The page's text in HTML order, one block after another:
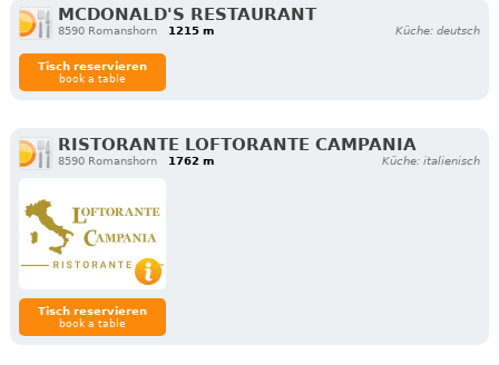
MCDONALD'S RESTAURANT
8590 Romanshorn 1215 m Küche: deutsch
Tisch reservieren
book a table
RISTORANTE LOFTORANTE CAMPANIA
8590 Romanshorn 1762 m Küche: italienisch
Tisch reservieren
book a table